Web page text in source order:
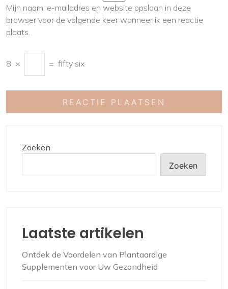
Mijn naam, e-mailadres en website opslaan in deze
browser voor de volgende keer wanneer ik een reactie
plaats.
8 × = fifty six
Zoeken
Zoeken
Laatste artikelen
Ontdek de Voordelen van Plantaardige
Supplementen voor Uw Gezondheid